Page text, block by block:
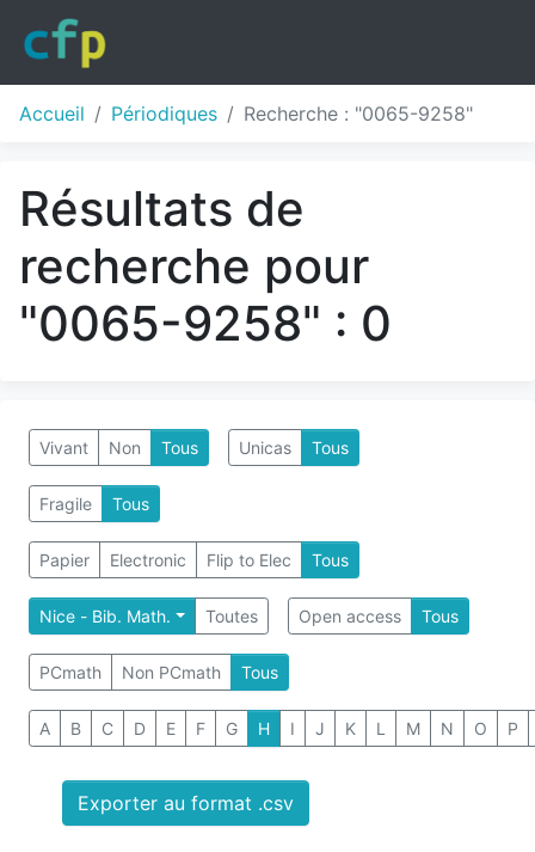
Accueil Périodiques Recherche : "0065-9258"
Résultats de
recherche pour
"0065-9258" : 0
Vivant Non Tous Unicas Tous
Fragile Tous
Papier Electronic Flip to Elec Tous
Nice - Bib. Math. Toutes Open access Tous
PCmath Non PCmath Tous
A B C D E F G H I J K L M N O P
Exporter au format .csv